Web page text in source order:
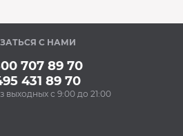
В наличии
С НАМИ
707 89 70
431 89 70
выходных с 9:00 до 21:00